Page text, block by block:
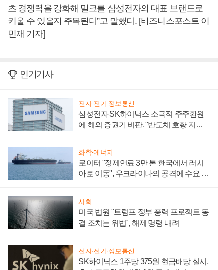
츠 경쟁력을 강화해 밀크를 삼성전자의 대표 브랜드로
키울 수 있을지 주목된다”고 말했다. [비즈니스포스트 이
민재 기자]
인기기사
전자·전기·정보통신
삼성전자 SK하이닉스 소극적 주주환원
에 해외 증권가 비판, "반도체 호황 지속
화학·에너지
로이터 "정제연료 3만 톤 한국에서 러시
아로 이동", 우크라이나의 공격에 수요 늘
사회
미국 법원 "트럼프 정부 풍력 프로젝트 동
결 조치는 위법", 해제 명령 내려
전자·전기·정보통신
SK하이닉스 1주당 375원 현금배당 실시,